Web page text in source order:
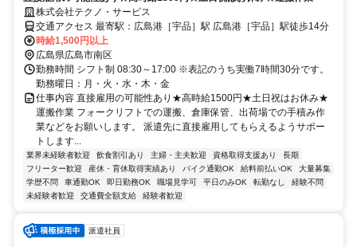
株式会社テクノ・サービス
交通アクセス 最寄駅：広島港［宇品］駅 広島港［宇品］駅徒歩14分
時給1,500円以上
広島県広島市南区
勤務時間 シフト制 08:30～17:00 ※表記のうち実働7時間30分です。
勤務曜日：月・火・水・木・金
仕事内容 直接雇用の可能性あり★高時給1500円★土日祝はお休み★
運搬作業 フォークリフトでの運搬、倉庫保管、出荷場での手積み作
業などをお願いします。 派遣先に直接雇用してもらえるようサポー
トします...
業界未経験者歓迎 飲食割引あり 主婦・主夫歓迎 資格取得支援あり
長期
フリーター歓迎
産休・育休取得実績あり バイク通勤OK 給料前払いOK
大量募集
学歴不問
車通勤OK 即日勤務OK 職場見学可 平日のみOK 転勤なし
経験不問
未経験者歓迎
交通費全額支給 経験者歓迎
派遣社員